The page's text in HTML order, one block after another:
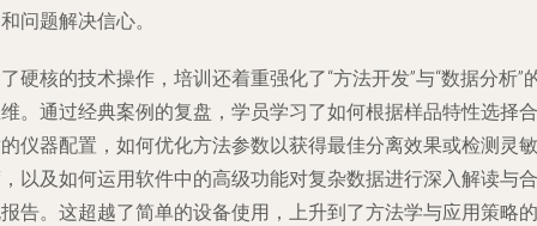
问题解决信心。
硬核的技术操作，培训还着重强化了“方法开发”与“数据分析”
。通过经典案例的复盘，学员学习了如何根据样品特性选择合
仪器配置，如何优化方法参数以获得最佳分离效果或检测灵敏
以及如何运用软件中的高级功能对复杂数据进行深入解读与合
告。这超越了简单的设备使用，上升到了方法学与应用策略的